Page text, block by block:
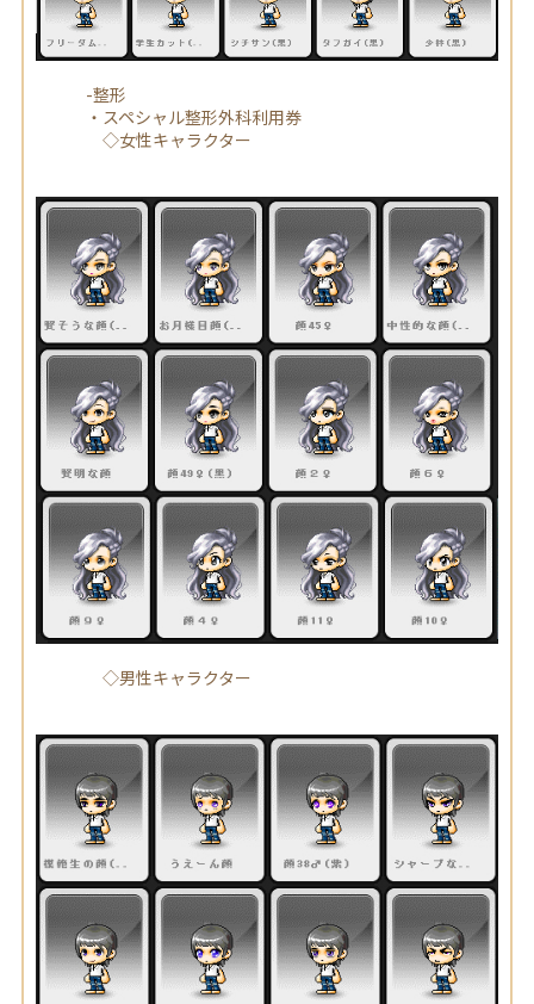
-整形
・スペシャル整形外科利用券
◇女性キャラクター
◇男性キャラクター